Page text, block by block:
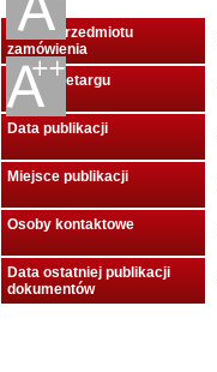
Nazwa przedmiotu
zamówienia
Znak przetargu
Data publikacji
Miejsce publikacji
Osoby kontaktowe
Data ostatniej publikacji
dokumentów